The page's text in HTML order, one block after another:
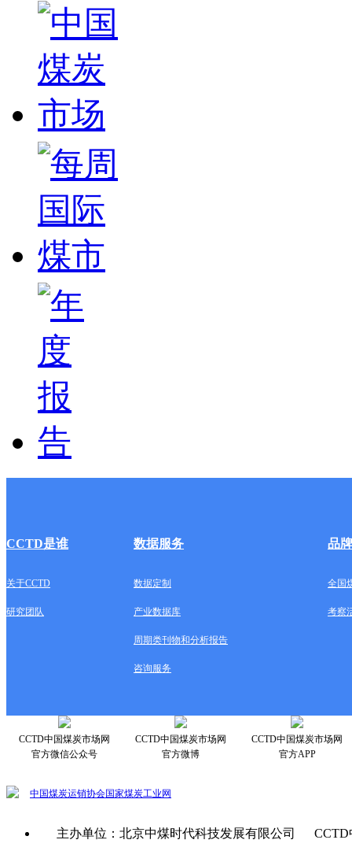
CCTD是谁 数据服务 品
关于CCTD 数据定制 全国
研究团队 产业数据库 考察
周期类刊物和分析报告
咨询服务
CCTD中国煤炭市场网
官方微信公众号
CCTD中国煤炭市场网
官方微博
CCTD中国煤炭市场网
官方APP
中国煤炭运销协会国家煤炭工业网
主办单位：北京中煤时代科技发展有限公司